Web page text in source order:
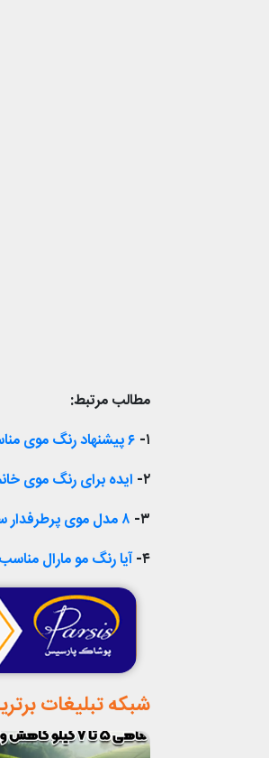
مطالب مرتبط:
۱- ۶ پیشنهاد رنگ موی مناسب تابستان با نگاهی به سلبریتی‌ها
۲- ایده برای رنگ موی خانم
۳- ۸ مدل موی پرطرفدار سلبریتی ها در اینستاگرام
۴- آیا رنگ مو مارال
شبکه تبلیغات